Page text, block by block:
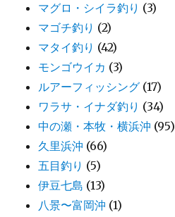
マグロ・シイラ釣り (3)
マゴチ釣り (2)
マタイ釣り (42)
モンゴウイカ (3)
ルアーフィッシング (17)
ワラサ・イナダ釣り (34)
中の瀬・本牧・横浜沖 (95)
久里浜沖 (66)
五目釣り (5)
伊豆七島 (13)
八景〜富岡沖 (1)